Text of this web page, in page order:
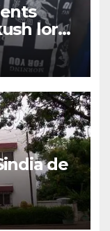
lors
dans
de